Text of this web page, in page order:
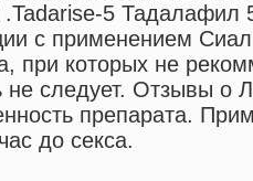
.Tadarise-5 Тадалафил
с применением
при которых не
не следует. Отзывы о
препарата.
до секса.